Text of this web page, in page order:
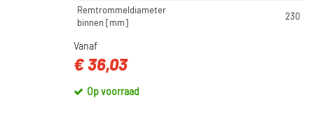
Remtrommeldiameter
binnen [mm]
230
Vanaf
€ 36,03
Op voorraad